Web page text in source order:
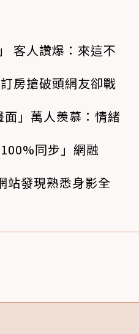
客人讚爆：來這不
房搶破頭網友卻戰
」萬人羨慕：情緒
同步」網融
站發現熟悉身影全